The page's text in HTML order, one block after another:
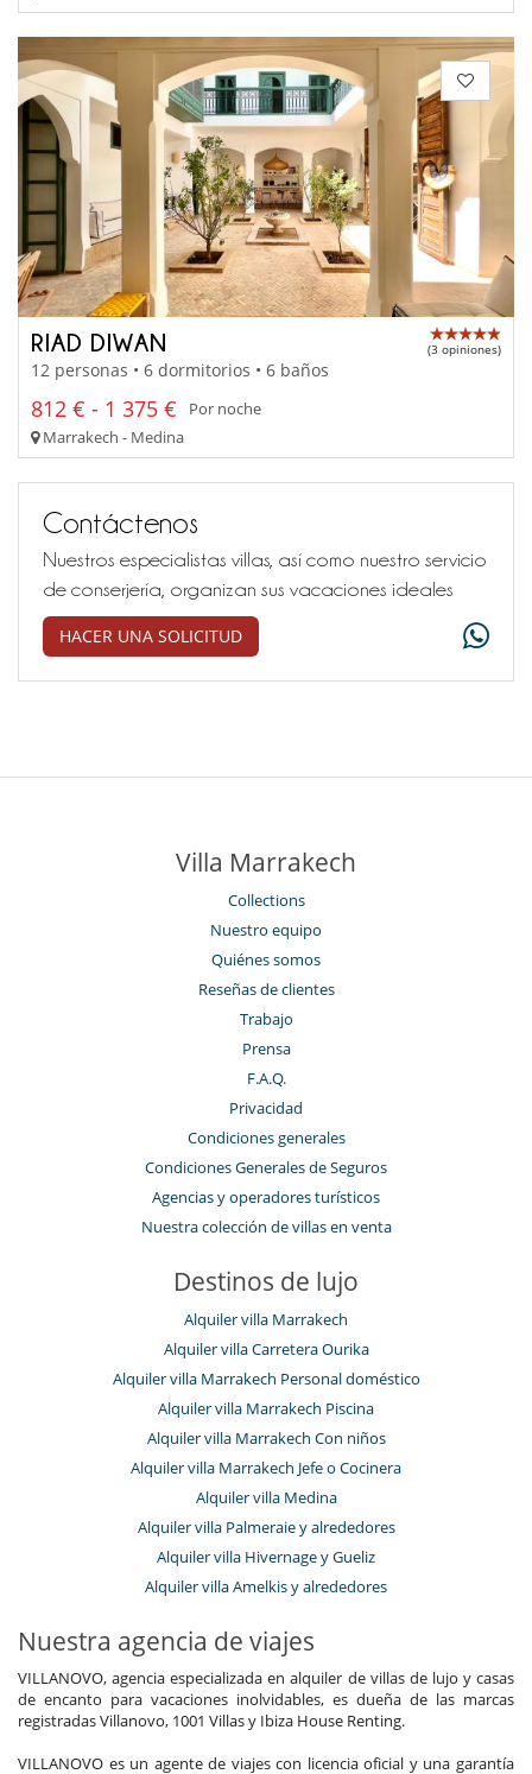
RIAD DIWAN (3 opiniones)
12 personas • 6 dormitorios • 6 baños
812 € - 1 375 €
Por noche
Marrakech - Medina
Contáctenos
Nuestros especialistas villas, así como nuestro servicio
de conserjería, organizan sus vacaciones ideales
HACER UNA SOLICITUD
Villa Marrakech
Collections
Nuestro equipo
Quiénes somos
Reseñas de clientes
Trabajo
Prensa
F.A.Q.
Privacidad
Condiciones generales
Condiciones Generales de Seguros
Agencias y operadores turísticos
Nuestra colección de villas en venta
Destinos de lujo
Alquiler villa Marrakech
Alquiler villa Carretera Ourika
Alquiler villa Marrakech Personal doméstico
Alquiler villa Marrakech Piscina
Alquiler villa Marrakech Con niños
Alquiler villa Marrakech Jefe o Cocinera
Alquiler villa Medina
Alquiler villa Palmeraie y alrededores
Alquiler villa Hivernage y Gueliz
Alquiler villa Amelkis y alrededores
Nuestra agencia de viajes
VILLANOVO, agencia especializada en alquiler de villas de lujo y casas
de encanto para vacaciones inolvidables, es dueña de las marcas
registradas Villanovo, 1001 Villas y Ibiza House Renting.
VILLANOVO es un agente de viajes con licencia oficial y una garantía